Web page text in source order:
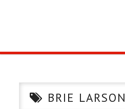
CIKK BRIE LARSON